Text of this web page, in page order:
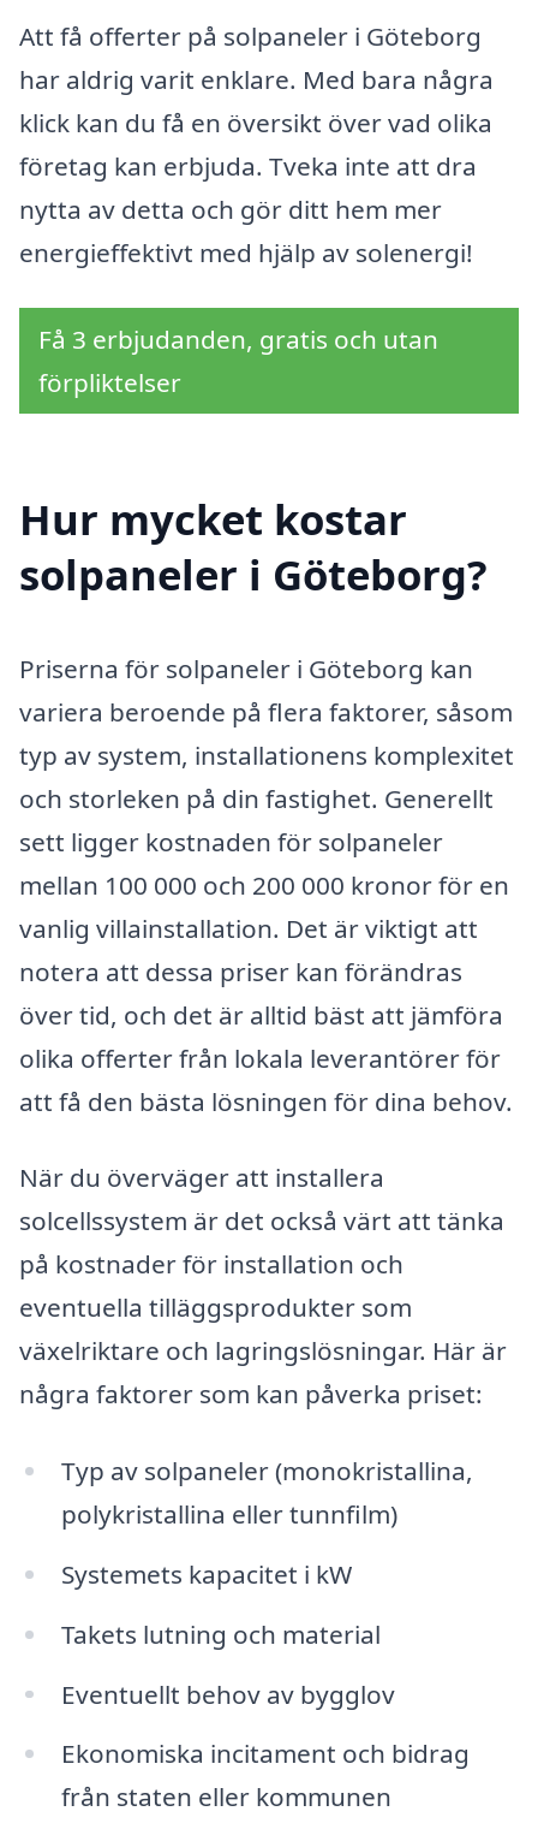
Att få offerter på solpaneler i Göteborg
har aldrig varit enklare. Med bara några
klick kan du få en översikt över vad olika
företag kan erbjuda. Tveka inte att dra
nytta av detta och gör ditt hem mer
energieffektivt med hjälp av solenergi!
Få 3 erbjudanden, gratis och utan
förpliktelser
Hur mycket kostar
solpaneler i Göteborg?
Priserna för solpaneler i Göteborg kan
variera beroende på flera faktorer, såsom
typ av system, installationens komplexitet
och storleken på din fastighet. Generellt
sett ligger kostnaden för solpaneler
mellan 100 000 och 200 000 kronor för en
vanlig villainstallation. Det är viktigt att
notera att dessa priser kan förändras
över tid, och det är alltid bäst att jämföra
olika offerter från lokala leverantörer för
att få den bästa lösningen för dina behov.
När du överväger att installera
solcellssystem är det också värt att tänka
på kostnader för installation och
eventuella tilläggsprodukter som
växelriktare och lagringslösningar. Här är
några faktorer som kan påverka priset:
Typ av solpaneler (monokristallina,
polykristallina eller tunnfilm)
Systemets kapacitet i kW
Takets lutning och material
Eventuellt behov av bygglov
Ekonomiska incitament och bidrag
från staten eller kommunen